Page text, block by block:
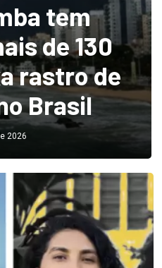
tem
de 130
rastro de
Brasil
2026